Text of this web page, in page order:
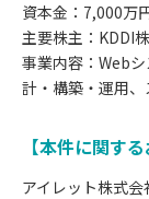
資本金：7,000万
主要株主：KDDI
事業内容：Web
計・構築・運用
【本件に関す
アイレット株式